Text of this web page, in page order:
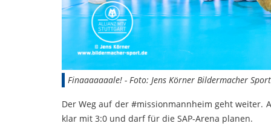
Finaaaaaaale! - Foto: Jens Körner Bildermacher Sport
Der Weg auf der #missionmannheim geht weiter.
klar mit 3:0 und darf für die SAP-Arena planen.